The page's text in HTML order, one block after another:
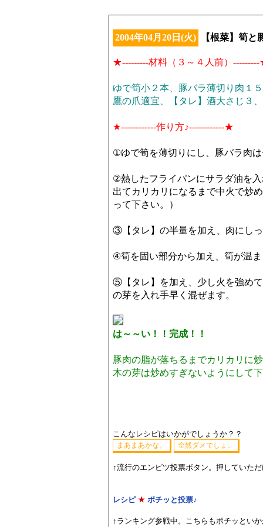
2004年04月20日(火) 【根菜】筍と
★---------材料（３～４人前）
ゆで筍小２本、豚バラ薄切り肉１
鷹の爪適宜、【タレ】酒大さじ３
★------------作り方♪------------★
①ゆで筍を薄切りにし、豚バラ肉
②熱したフライパンにサラダ油を
出てカリカリになるまで中火で炒
って下さい。）
③【タレ】の半量を加え、肉にし
④筍を固い部分から加え、筍が温
⑤【タレ】を加え、少し火を強め
の芽を入れ手早く混ぜます。
は～～い！！完成！！
豚肉の脂が落ちるまでカリカリに
木の芽は炒めすぎないようにして
こんなレシピはいかがでしょうか？？
↑流行のエンピツ投票ボタン。押していた
レシピ ★ ポチッと投票♪
↑ランキング参戦中。こちらもポチッとい